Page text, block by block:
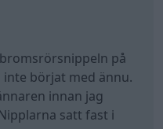
på
inte börjat med ännu.
innan jag
satt fast i